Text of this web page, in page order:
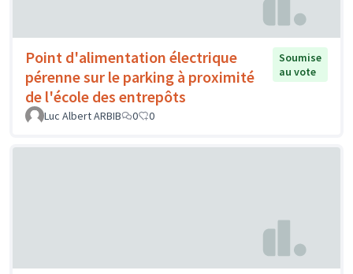
Point d'alimentation électrique
pérenne sur le parking à proximité
de l'école des entrepôts
Soumise
au vote
Luc Albert ARBIB 0 0